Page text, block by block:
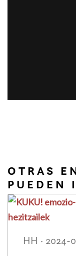
OTRAS
PUEDEN
HH · 2024-